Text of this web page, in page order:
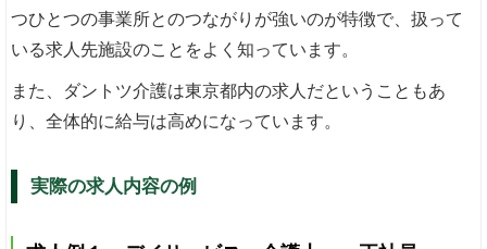
つひとつの事業所とのつながりが強いのが特徴で、扱って
いる求人先施設のことをよく知っています。
また、ダントツ介護は東京都内の求人だということもあ
り、全体的に給与は高めになっています。
実際の求人内容の例